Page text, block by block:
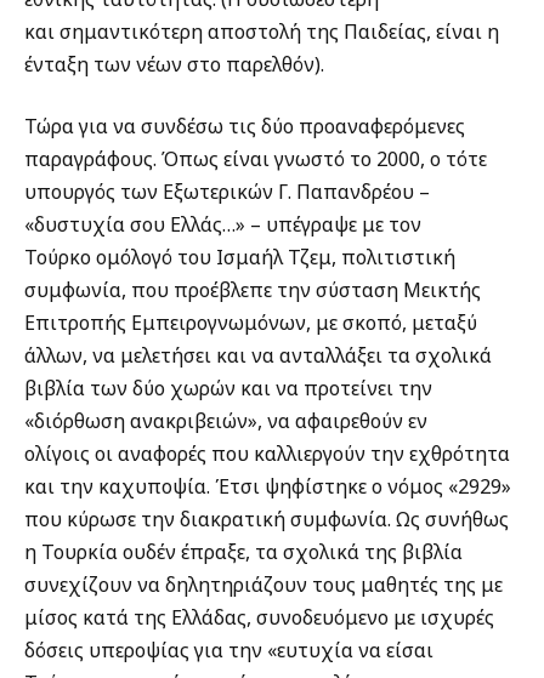
και σημαντικότερη αποστολή της Παιδείας, είναι η
ένταξη των νέων στο παρελθόν).
Τώρα για να συνδέσω τις δύο προαναφερόμενες
παραγράφους. Όπως είναι γνωστό το 2000, ο τότε
υπουργός των Εξωτερικών Γ. Παπανδρέου –
«δυστυχία σου Ελλάς…» – υπέγραψε με τον
Τούρκο ομόλογό του Ισμαήλ Τζεμ, πολιτιστική
συμφωνία, που προέβλεπε την σύσταση Μεικτής
Επιτροπής Εμπειρογνωμόνων, με σκοπό, μεταξύ
άλλων, να μελετήσει και να ανταλλάξει τα σχολικά
βιβλία των δύο χωρών και να προτείνει την
«διόρθωση ανακριβειών», να αφαιρεθούν εν
ολίγοις οι αναφορές που καλλιεργούν την εχθρότητα
και την καχυποψία. Έτσι ψηφίστηκε ο νόμος «2929»
που κύρωσε την διακρατική συμφωνία. Ως συνήθως
η Τουρκία ουδέν έπραξε, τα σχολικά της βιβλία
συνεχίζουν να δηλητηριάζουν τους μαθητές της με
μίσος κατά της Ελλάδας, συνοδευόμενο με ισχυρές
δόσεις υπεροψίας για την «ευτυχία να είσαι